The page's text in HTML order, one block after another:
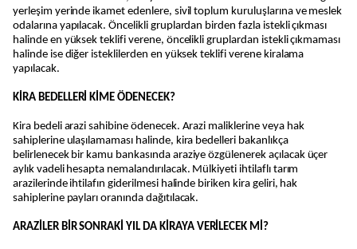
yerleşim yerinde ikamet edenlere, sivil toplum kuruluşlarına ve meslek
odalarına yapılacak. Öncelikli gruplardan birden fazla istekli çıkması
halinde en yüksek teklifi verene, öncelikli gruplardan istekli çıkmaması
halinde ise diğer isteklilerden en yüksek teklifi verene kiralama
yapılacak.
KİRA BEDELLERİ KİME ÖDENECEK?
Kira bedeli arazi sahibine ödenecek. Arazi maliklerine veya hak
sahiplerine ulaşılamaması halinde, kira bedelleri bakanlıkça
belirlenecek bir kamu bankasında araziye özgülenerek açılacak üçer
aylık vadeli hesapta nemalandırılacak. Mülkiyeti ihtilaflı tarım
arazilerinde ihtilafın giderilmesi halinde biriken kira geliri, hak
sahiplerine payları oranında dağıtılacak.
ARAZİLER BİR SONRAKİ YIL DA KİRAYA VERİLECEK Mİ?